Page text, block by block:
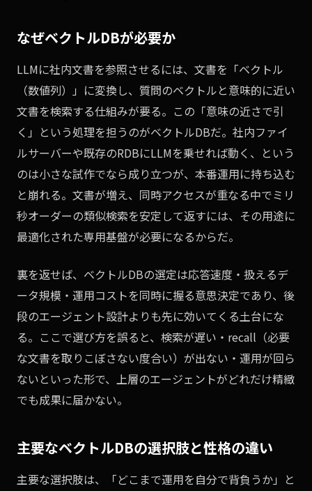
なぜベクトルDBが必要か
LLMに社内文書を参照させるには、文書を「ベクトル
（数値列）」に変換し、質問のベクトルと意味的に近い
文書を検索する仕組みが要る。この「意味の近さで引
く」という処理を担うのがベクトルDBだ。社内ファイ
ルサーバーや既存のRDBにLLMを乗せれば動く、という
のは小さな試作でなら成り立つが、本番運用に持ち込む
と崩れる。文書が増え、同時アクセスが重なる中でミリ
秒オーダーの類似検索を安定して返すには、その用途に
最適化された専用基盤が必要になるからだ。
裏を返せば、ベクトルDBの選定は応答速度・扱えるデ
ータ規模・運用コストを同時に握る意思決定であり、後
段のエージェント設計よりも先に効いてくる土台にな
る。ここで選び方を誤ると、検索が遅い・recall（必要
な文書を取りこぼさない度合い）が出ない・運用が回ら
ないといった形で、上層のエージェントがどれだけ精緻
でも成果に届かない。
主要なベクトルDBの選択肢と性格の違い
主要な選択肢は、「どこまで運用を自分で背負うか」と